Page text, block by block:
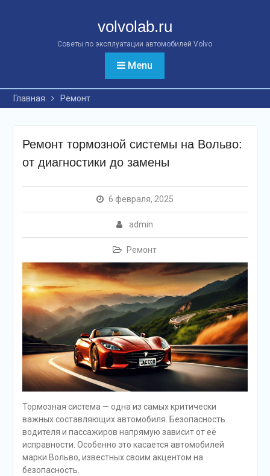
volvolab.ru
Советы по эксплуатации автомобилей Volvo
Menu
Главная Ремонт
Ремонт тормозной системы на Вольво:
от диагностики до замены
6 февраля, 2025
admin
Ремонт
Тормозная система — одна из самых критически
важных составляющих автомобиля. Безопасность
водителя и пассажиров напрямую зависит от её
исправности. Особенно это касается автомобилей
марки Вольво, известных своим акцентом на
безопасность.